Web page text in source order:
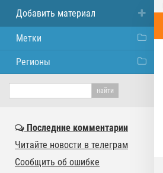
Добавить материал
Метки
Регионы
Последние комментарии
Читайте новости в телеграм
Сообщить об ошибке